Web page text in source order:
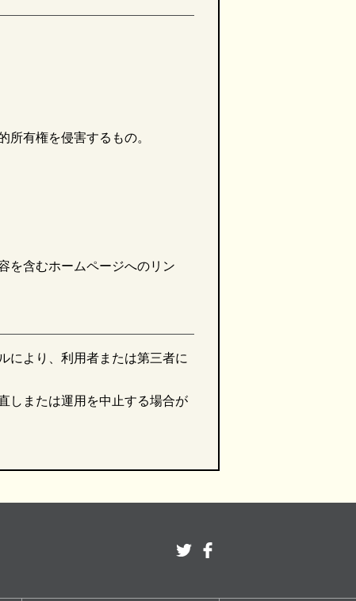
所有権を侵害するもの。
を含むホームページへのリン
により、利用者または第三者に
しまたは運用を中止する場合が